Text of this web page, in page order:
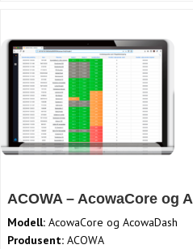
ACOWA – AcowaCore og
Modell: AcowaCore og AcowaDash
Produsent: ACOWA